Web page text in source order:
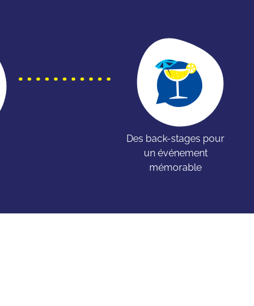
Des back-stages pour
un événement
mémorable